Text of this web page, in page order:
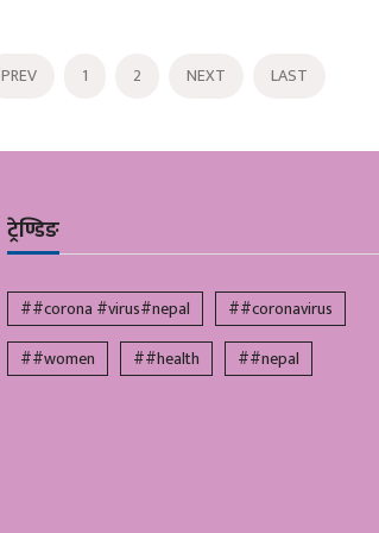
PREV 1 2 NEXT LAST
ट्रेण्डिङ
##corona #virus#nepal
##coronavirus
##women
##health ##nepal